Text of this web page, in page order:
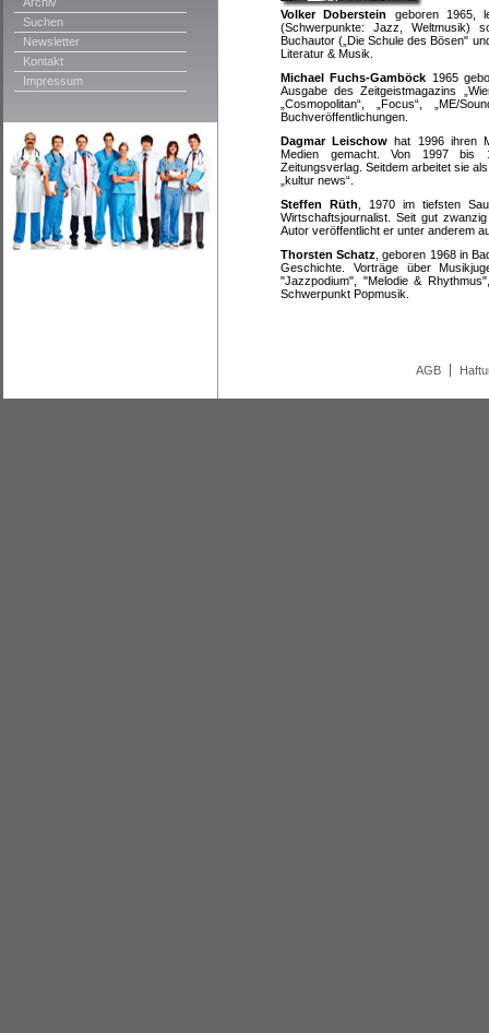
Suchen
Newsletter
Kontakt
Impressum
Volker Doberstein
geboren 1965,
(Schwerpunkte: Jazz, Weltmusik)
Buchautor („Die Schule des Bösen"
Literatur & Musik.
Michael Fuchs-Gamböck 1965
Ausgabe des Zeitgeistmagazins
„Cosmopolitan“, „Focus“, „ME/
Buchveröffentlichungen.
Dagmar Leischow hat 1996 ihren
Medien gemacht. Von 1997 bis
Zeitungsverlag. Seitdem arbeitet sie
„kultur news“.
Steffen Rüth , 1970 im tiefsten
Wirtschaftsjournalist. Seit gut
Autor veröffentlicht er unter anderem
Thorsten Schatz , geboren 1968 in
Geschichte. Vorträge über
"Jazzpodium", "Melodie &
Schwerpunkt Popmusik.
AGB